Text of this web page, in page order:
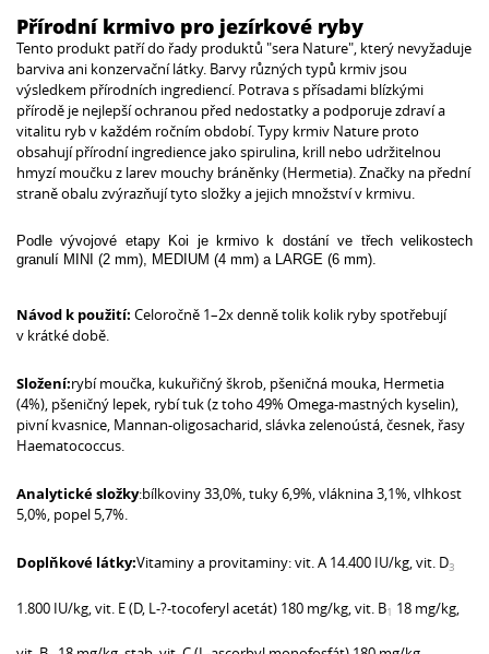
Přírodní krmivo pro jezírkové ryby
Tento produkt patří do řady produktů "sera Nature", který nevyžaduje
barviva ani konzervační látky. Barvy různých typů krmiv jsou
výsledkem přírodních ingrediencí. Potrava s přísadami blízkými
přírodě je nejlepší ochranou před nedostatky a podporuje zdraví a
vitalitu ryb v každém ročním období. Typy krmiv Nature proto
obsahují přírodní ingredience jako spirulina, krill nebo udržitelnou
hmyzí moučku z larev mouchy bráněnky (Hermetia). Značky na přední
straně obalu zvýrazňují tyto složky a jejich množství v krmivu.
Podle vývojové etapy Koi je krmivo k dostání ve třech velikostech
granulí MINI (2 mm), MEDIUM (4 mm) a LARGE (6 mm).
Návod k použití: Celoročně 1–2x denně tolik kolik ryby spotřebují
v krátké době.
Složení:rybí moučka, kukuřičný škrob, pšeničná mouka, Hermetia
(4%), pšeničný lepek, rybí tuk (z toho 49% Omega-mastných kyselin),
pivní kvasnice, Mannan-oligosacharid, slávka zelenoústá, česnek, řasy
Haematococcus.
Analytické složky:bílkoviny 33,0%, tuky 6,9%, vláknina 3,1%, vlhkost
5,0%, popel 5,7%.
Doplňkové látky:Vitaminy a provitaminy:vit. A 14.400 IU/kg, vit. D3
1.800 IU/kg, vit. E (D, L-?-tocoferyl acetát) 180 mg/kg, vit. B1 18 mg/kg,